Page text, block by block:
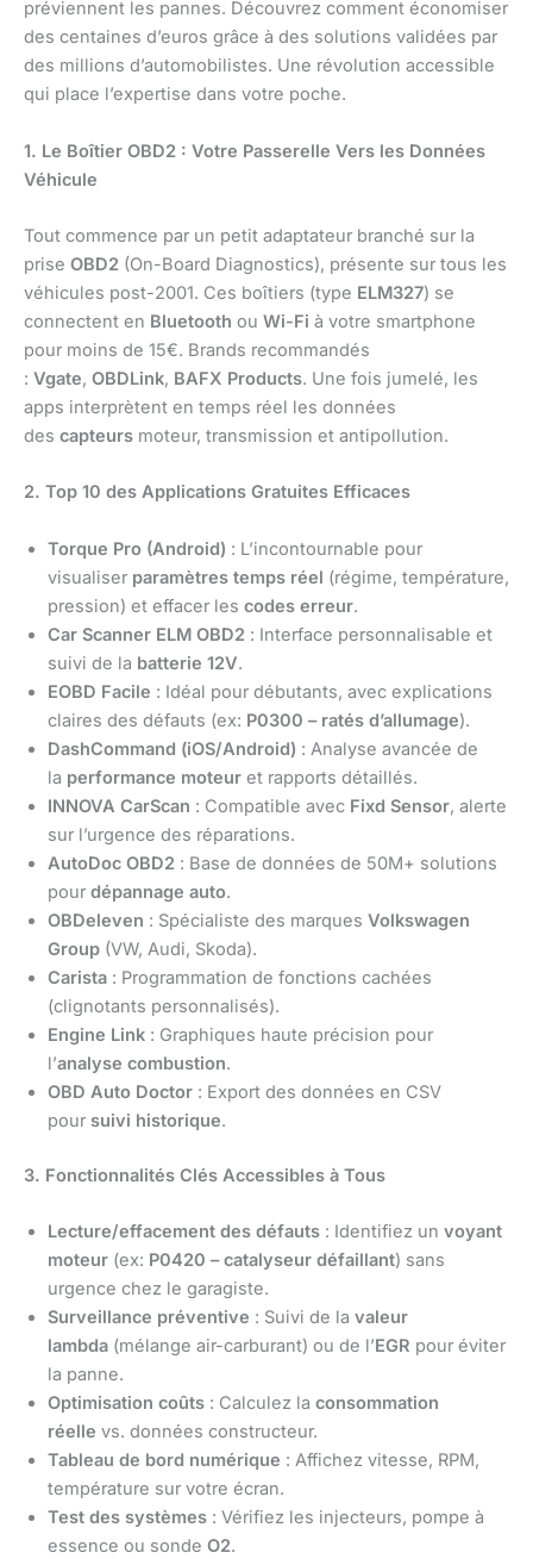
préviennent les pannes. Découvrez comment économiser
des centaines d’euros grâce à des solutions validées par
des millions d’automobilistes. Une révolution accessible
qui place l’expertise dans votre poche.
1. Le Boîtier OBD2 : Votre Passerelle Vers les Données
Véhicule
Tout commence par un petit adaptateur branché sur la
prise OBD2 (On-Board Diagnostics), présente sur tous les
véhicules post-2001. Ces boîtiers (type ELM327) se
connectent en Bluetooth ou Wi-Fi à votre smartphone
pour moins de 15€. Brands recommandés
: Vgate, OBDLink, BAFX Products. Une fois jumelé, les
apps interprètent en temps réel les données
des capteurs moteur, transmission et antipollution.
2. Top 10 des Applications Gratuites Efficaces
Torque Pro (Android) : L’incontournable pour
visualiser paramètres temps réel (régime, température,
pression) et effacer les codes erreur.
Car Scanner ELM OBD2 : Interface personnalisable et
suivi de la batterie 12V.
EOBD Facile : Idéal pour débutants, avec explications
claires des défauts (ex: P0300 – ratés d’allumage).
DashCommand (iOS/Android) : Analyse avancée de
la performance moteur et rapports détaillés.
INNOVA CarScan : Compatible avec Fixd Sensor, alerte
sur l’urgence des réparations.
AutoDoc OBD2 : Base de données de 50M+ solutions
pour dépannage auto.
OBDeleven : Spécialiste des marques Volkswagen
Group (VW, Audi, Skoda).
Carista : Programmation de fonctions cachées
(clignotants personnalisés).
Engine Link : Graphiques haute précision pour
l’analyse combustion.
OBD Auto Doctor : Export des données en CSV
pour suivi historique.
3. Fonctionnalités Clés Accessibles à Tous
Lecture/effacement des défauts : Identifiez un voyant
moteur (ex: P0420 – catalyseur défaillant) sans
urgence chez le garagiste.
Surveillance préventive : Suivi de la valeur
lambda (mélange air-carburant) ou de l’EGR pour éviter
la panne.
Optimisation coûts : Calculez la consommation
réelle vs. données constructeur.
Tableau de bord numérique : Affichez vitesse, RPM,
température sur votre écran.
Test des systèmes : Vérifiez les injecteurs, pompe à
essence ou sonde O2.